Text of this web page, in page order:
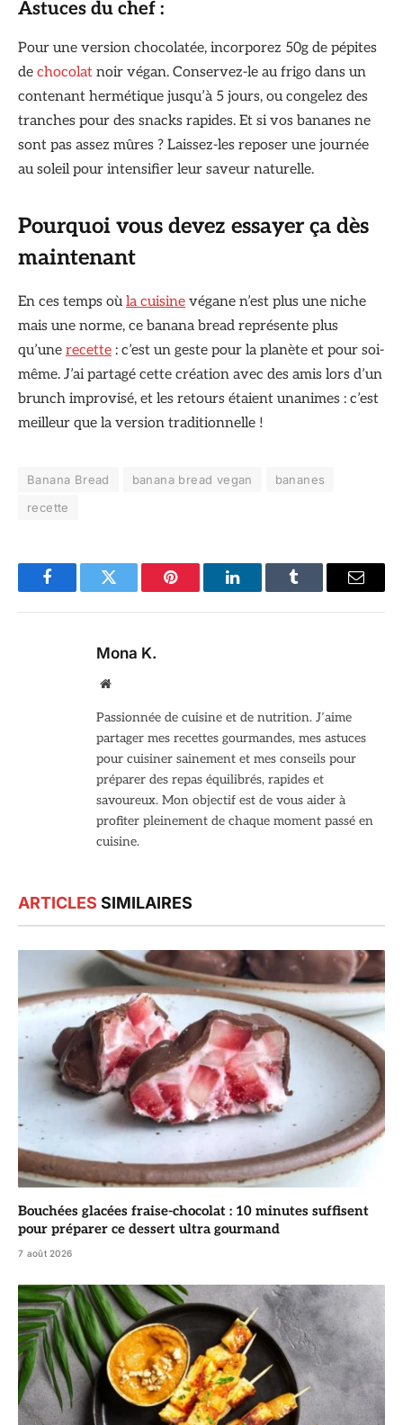
Astuces du chef :
Pour une version chocolatée, incorporez 50g de pépites
de chocolat noir végan. Conservez-le au frigo dans un
contenant hermétique jusqu’à 5 jours, ou congelez des
tranches pour des snacks rapides. Et si vos bananes ne
sont pas assez mûres ? Laissez-les reposer une journée
au soleil pour intensifier leur saveur naturelle.
Pourquoi vous devez essayer ça dès
maintenant
En ces temps où la cuisine végane n’est plus une niche
mais une norme, ce banana bread représente plus
qu’une recette : c’est un geste pour la planète et pour soi-
même. J’ai partagé cette création avec des amis lors d’un
brunch improvisé, et les retours étaient unanimes : c’est
meilleur que la version traditionnelle !
Banana Bread banana bread vegan
bananes
recette
FacebookTwitter Pinterest LinkedInTumblr Email
Mona K.
Site
Passionnée de cuisine et de nutrition. J’aime
partager mes recettes gourmandes, mes astuces
pour cuisiner sainement et mes conseils pour
préparer des repas équilibrés, rapides et
savoureux. Mon objectif est de vous aider à
profiter pleinement de chaque moment passé en
cuisine.
ARTICLES SIMILAIRES
Bouchées glacées fraise-chocolat : 10 minutes suffisent
pour préparer ce dessert ultra gourmand
7 août 2026